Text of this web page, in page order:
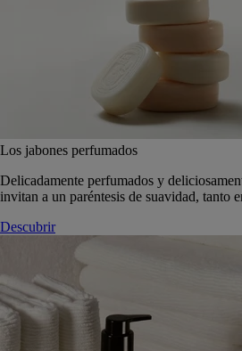
Los jabones perfumados
Delicadamente perfumados y
invitan a un paréntesis de suavidad, tanto
Descubrir